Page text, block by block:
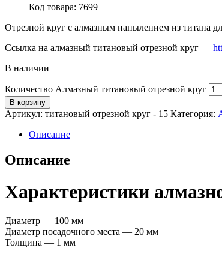
Код товара: 7699
Отрезной круг с алмазным напылением из титана
Ссылка на алмазный титановый отрезной круг —
В наличии
Количество Алмазный титановый отрезной круг
В корзину
Артикул: титановый отрезной круг - 15 Категория:
Описание
Описание
Характеристики
Диаметр — 100 мм
Диаметр посадочного места — 20 мм
Толщина — 1 мм